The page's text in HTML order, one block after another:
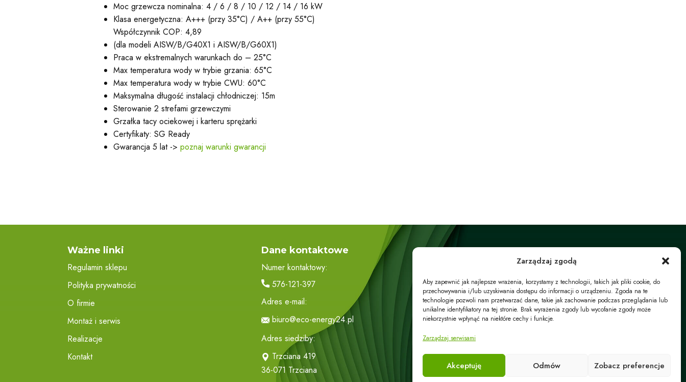
Zarządzaj zgodą
Aby zapewnić jak najlepsze wrażenia, korzystamy z technologii, takich jak pliki cookie, do
przechowywania i/lub uzyskiwania dostępu do informacji o urządzeniu. Zgoda na te
technologie pozwoli nam przetwarzać dane, takie jak zachowanie podczas przeglądania lub
unikalne identyfikatory na tej stronie. Brak wyrażenia zgody lub wycofanie zgody może
niekorzystnie wpłynąć na niektóre cechy i funkcje.
Zarządzaj serwisami
Akceptuję Odmów Zobacz preferencje
Moc grzewcza nominalna: 4 / 6 / 8 / 10 / 12 / 14 / 16 kW
Klasa energetyczna: A+++ (przy 35°C) / A++ (przy 55°C)
Współczynnik COP: 4,89
(dla modeli AISW/B/G40X1 i AISW/B/G60X1)
Praca w ekstremalnych warunkach do – 25°C
Max temperatura wody w trybie grzania: 65°C
Max temperatura wody w trybie CWU: 60°C
Maksymalna długość instalacji chłodniczej: 15m
Sterowanie 2 strefami grzewczymi
Grzałka tacy ociekowej i karteru sprężarki
Certyfikaty: SG Ready
Gwarancja 5 lat -> poznaj warunki gwarancji
Ważne linki
Regulamin sklepu
Polityka prywatności
O firmie
Montaż i serwis
Realizacje
Kontakt
Dane kontaktowe
Numer kontaktowy:
576-121-397
Adres e-mail:
biuro@eco-energy24.pl
Adres siedziby:
Trzciana 419
36-071 Trzciana
Działalność firmy dzieli się na część handlową i część
usługową.
W części usługowej oferujemy Państwu profesjonalny